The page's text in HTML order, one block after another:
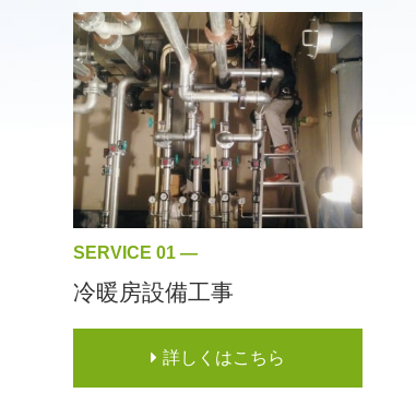
SERVICE 01 ―
冷暖房設備工事
詳しくはこちら